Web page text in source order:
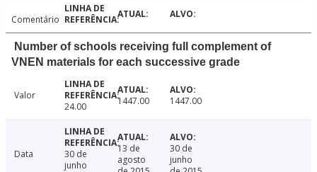
Comentário
Number of schools receiving full complement of
VNEN materials for each successive grade
Valor
24.00
1447.00 1447.00
Data
30 de
junho
13 de
agosto
30 de
junho